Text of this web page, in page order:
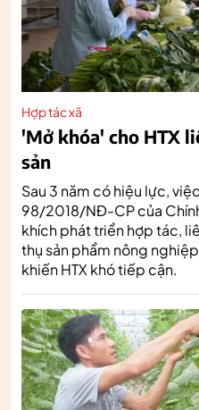
Hợp tác xã
'Mở khóa' cho HTX
sản
Sau 3 năm có hiệu lực,
98/2018/NĐ-CP của
khích phát triển hợp tác,
thụ sản phẩm nông
khiến HTX khó tiếp cận.